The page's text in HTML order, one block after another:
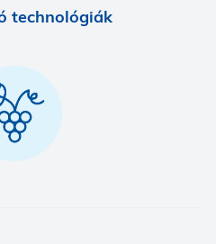
technológiák